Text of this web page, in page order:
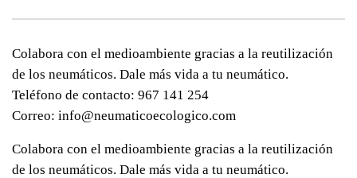
Colabora con el medioambiente gracias a la reutilización
de los neumáticos. Dale más vida a tu neumático.
Teléfono de contacto: 967 141 254
Correo: info@neumaticoecologico.com
Colabora con el medioambiente gracias a la reutilización
de los neumáticos. Dale más vida a tu neumático.